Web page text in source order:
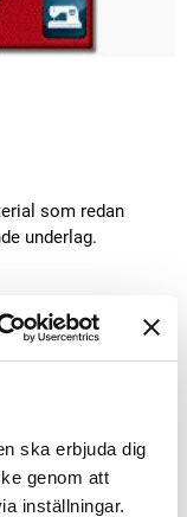
ska erbjuda dig
genom att
inställningar.
som redan
underlag.